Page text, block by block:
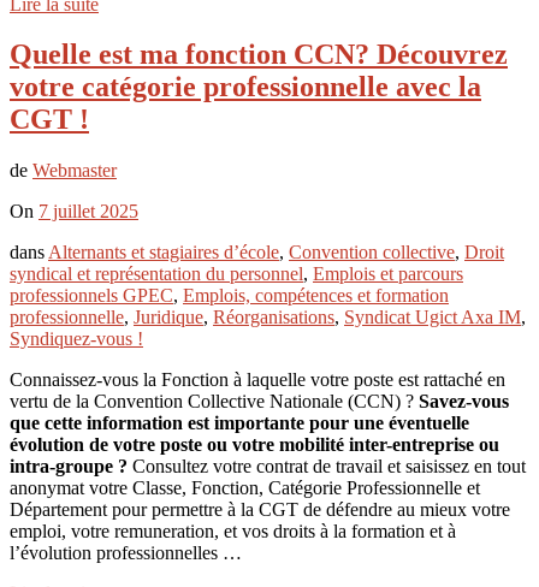
Quelle est ma fonction CCN? Découvrez
votre catégorie professionnelle avec la
CGT !
de Webmaster
On 7 juillet 2025
dans Alternants et stagiaires d’école, Convention collective, Droit
syndical et représentation du personnel, Emplois et parcours
professionnels GPEC, Emplois, compétences et formation
professionnelle, Juridique, Réorganisations, Syndicat Ugict Axa IM,
Syndiquez-vous !
Connaissez-vous la Fonction à laquelle votre poste est rattaché en
vertu de la Convention Collective Nationale (CCN) ? Savez-vous
que cette information est importante pour une éventuelle
évolution de votre poste ou votre mobilité inter-entreprise ou
intra-groupe ? Consultez votre contrat de travail et saisissez en tout
anonymat votre Classe, Fonction, Catégorie Professionnelle et
Département pour permettre à la CGT de défendre au mieux votre
emploi, votre remuneration, et vos droits à la formation et à
l’évolution professionnelles …